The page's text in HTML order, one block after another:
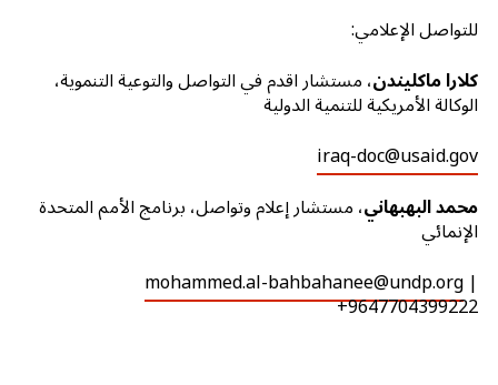
للتواصل الإعلامي:
كلارا ماكليندن، مستشار اقدم في التواصل والتوعية التنموية،
الوكالة الأمريكية للتنمية الدولية
iraq-doc@usaid.gov
محمد البهبهاني، مستشار إعلام وتواصل، برنامج الأمم المتحدة
الإنمائي
mohammed.al-bahbahanee@undp.org |
+9647704399222